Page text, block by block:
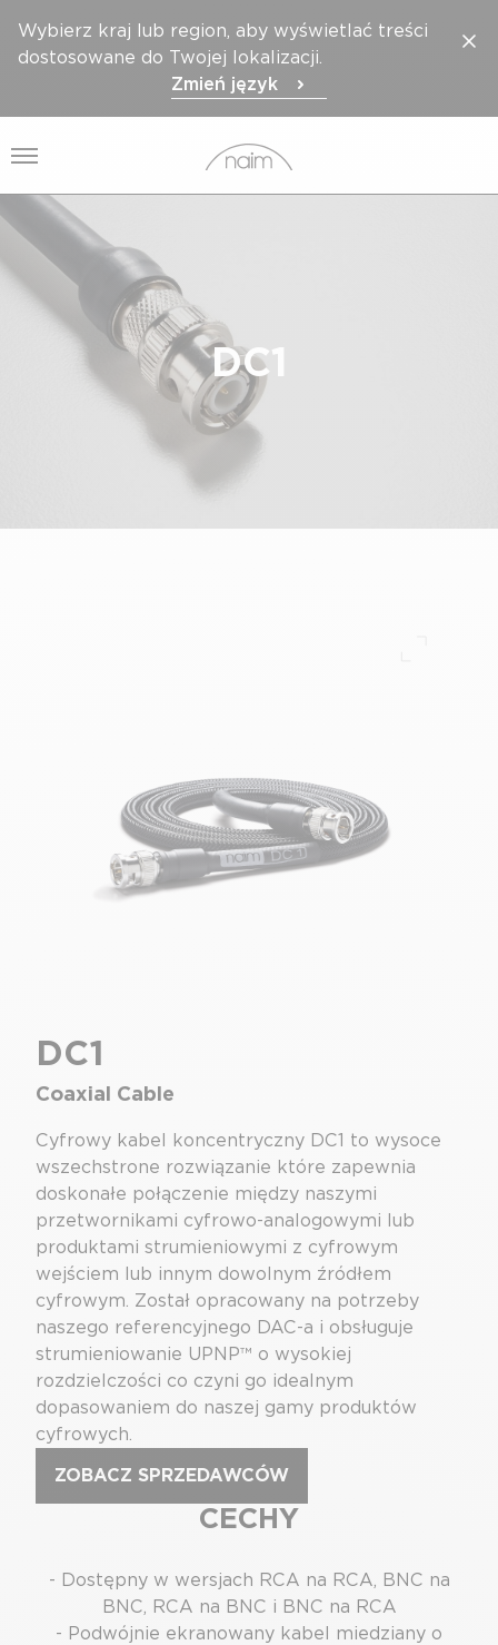
Wybierz kraj lub region, aby wyświetlać treści
dostosowane do Twojej lokalizacji.
Zmień język
Otwórz menu
DC1
DC1
Coaxial Cable
Cyfrowy kabel koncentryczny DC1 to wysoce
wszechstrone rozwiązanie które zapewnia
doskonałe połączenie między naszymi
przetwornikami cyfrowo-analogowymi lub
produktami strumieniowymi z cyfrowym
wejściem lub innym dowolnym źródłem
cyfrowym. Został opracowany na potrzeby
naszego referencyjnego DAC-a i obsługuje
strumieniowanie UPNP™ o wysokiej
rozdzielczości co czyni go idealnym
dopasowaniem do naszej gamy produktów
cyfrowych.
ZOBACZ SPRZEDAWCÓW
CECHY
- Dostępny w wersjach RCA na RCA, BNC na
BNC, RCA na BNC i BNC na RCA
- Podwójnie ekranowany kabel miedziany o